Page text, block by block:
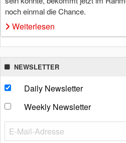
noch einmal die Chance.
Weiterlesen
NEWSLETTER
Daily Newsletter
Weekly Newsletter